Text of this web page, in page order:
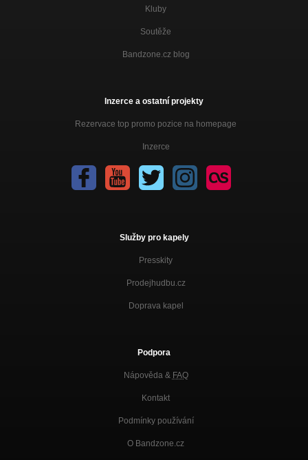
Kluby
Soutěže
Bandzone.cz blog
Inzerce a ostatní projekty
Rezervace top promo pozice na homepage
Inzerce
Služby pro kapely
Presskity
Prodejhudbu.cz
Doprava kapel
Podpora
Nápověda & FAQ
Kontakt
Podmínky používání
O Bandzone.cz